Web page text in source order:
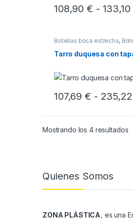
108,90€ - 133,10
Este producto tiene
Botellas boca estrecha,
Tarro duquesa con
107,69€ - 235,22
Este producto tiene
Mostrando los 4 resultados
Quienes Somos
ZONA PLÁSTICA, es una